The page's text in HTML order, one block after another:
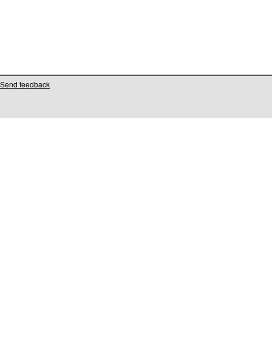
Send feedback